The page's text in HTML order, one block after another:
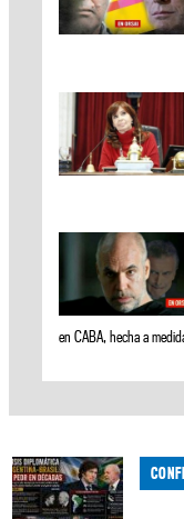
en CABA, hecha a